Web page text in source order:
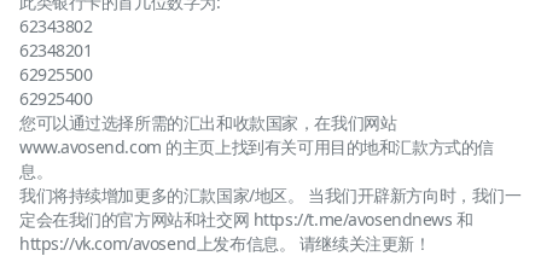
62343802
62348201
62925500
62925400
您可以通过选择所需的汇出和收款国家，在我们网站
www.avosend.com 的主页上找到有关可用目的地和汇款方式的信
息。
我们将持续增加更多的汇款国家/地区。 当我们开辟新方向时，我们一
定会在我们的官方网站和社交网 https://t.me/avosendnews 和
https://vk.com/avosend上发布信息。 请继续关注更新！